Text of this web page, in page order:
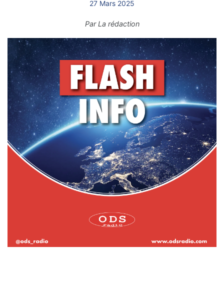
27 Mars 2025
ParLa rédaction